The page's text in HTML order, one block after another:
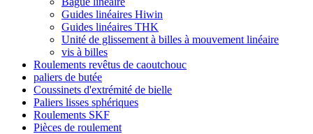
Guides linéaires Hiwin
Guides linéaires THK
Unité de glissement à billes à mouvement linéaire
vis à billes
Roulements revêtus de caoutchouc
paliers de butée
Coussinets d'extrémité de bielle
Paliers lisses sphériques
Roulements SKF
Pièces de roulement